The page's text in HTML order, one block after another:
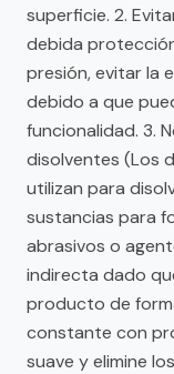
superficie. 2.
debida
presión, evitar la
debido a que
funcionalidad. 3.
disolventes (Los
utilizan para
sustancias para
abrasivos o
indirecta dado
producto de
constante con
suave y elimine